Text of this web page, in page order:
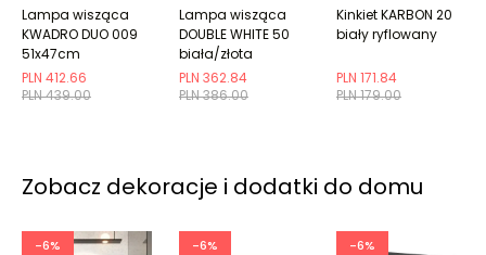
PLN 439.00
PLN 412.66
Lampa wisząca
KWADRO DUO 009
51x47cm
beżowa/kremowa
PLN 386.00
PLN 362.84
Lampa wisząca
DOUBLE WHITE 50
biała/złota
PLN 179.00
PLN 171.84
Kinkiet KARBON 20
biały ryflowany
Zobacz dekoracje i dodatki do domu
-6% -6% -6%